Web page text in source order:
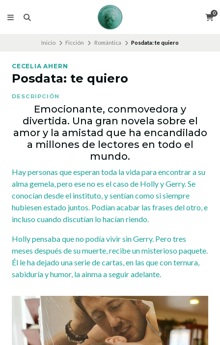
0
Inicio Ficción Romántica Posdata: te quiero
CECELIA AHERN
Posdata: te quiero
DESCRIPCIÓN
Emocionante, conmovedora y
divertida. Una gran novela sobre el
amor y la amistad que ha encandilado
a millones de lectores en todo el
mundo.
Hay personas que esperan toda la vida para encontrar a su
alma gemela, pero ese no es el caso de Holly y Gerry. Se
conocían desde el instituto, y sentían como si siempre
hubiesen estado juntos. Podían acabar las frases del otro, e
incluso cuando discutían lo hacían riendo.
Holly pensaba que no podía vivir sin Gerry. Pero tres
meses después de su muerte, recibe un misterioso paquete.
Él le ha dejado una serie de cartas, en las que con ternura,
sabiduría y humor, la ainma a seguir adelante.